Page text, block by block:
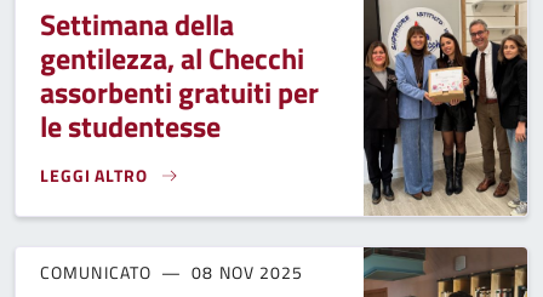
Settimana della
gentilezza, al Checchi
assorbenti gratuiti per
le studentesse
LEGGI ALTRO
SETTIMANA DELLA GENTILEZZA, AL CHECCHI ASSORBENTI
COMUNICATO 08 NOV 2025